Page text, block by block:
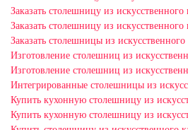
Заказать столешницу из
Заказать столешницу из искусственного
Заказать столешницы из
Изготовление столешниц из
Изготовление столешниц из
Интегрированные столешницы из
Купить кухонную столешницу из
Купить кухонную столешницу из